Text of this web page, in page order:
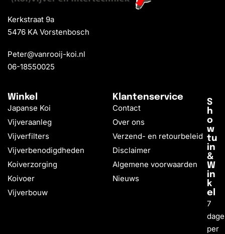
Kerkstraat 9a
5476 KA Vorstenbosch
Peter@vanrooij-koi.nl
06-18550025
Winkel
Japanse Koi
Vijveraanleg
Vijverfilters
Vijverbenodigdheden
Koiverzorging
Koivoer
Vijverbouw
Klantenservice
Contact
Over ons
Verzend- en retourbeleid
Disclaimer
Algemene voorwaarden
Nieuws
S
h
o
w
tu
in
&
W
in
k
el
7
per